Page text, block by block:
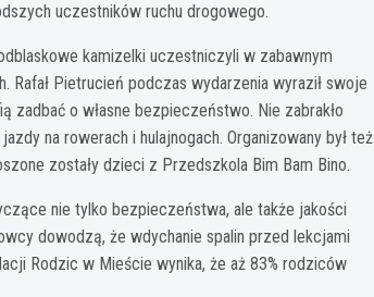
uczestników ruchu drogowego.
kamizelki uczestniczyli w zabawnym
Pietrucień podczas wydarzenia wyraził swoje
zadbać o własne bezpieczeństwo. Nie zabrakło
na rowerach i hulajnogach. Organizowany był też
zostały dzieci z Przedszkola Bim Bam Bino.
nie tylko bezpieczeństwa, ale także jakości
dowodzą, że wdychanie spalin przed lekcjami
Rodzic w Mieście wynika, że aż 83% rodziców